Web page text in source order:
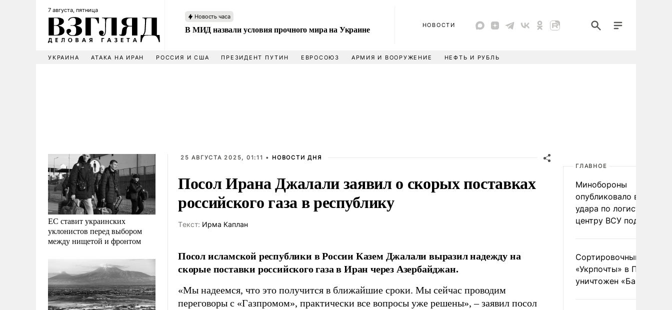
7 августа, пятница
Новость часа
В МИД назвали условия прочного мира на Украине НОВОСТИ
УКРАИНА АТАКА НА ИРАН РОССИЯ И США ПРЕЗИДЕНТ ПУТИН ЕВРОСОЮЗ АРМИЯ И ВООРУЖЕНИЕ НЕФТЬ И РУБЛЬ
ЕС ставит украинских
уклонистов перед выбором
между нищетой и фронтом
25 АВГУСТА 2025, 01:11 • НОВОСТИ ДНЯ
Посол Ирана Джалали заявил о скорых поставках
российского газа в республику
Tекст: Ирма Каплан
Посол исламской республики в России Казем Джалали выразил надежду на
скорые поставки российского газа в Иран через Азербайджан.
«Мы надеемся, что это получится в ближайшие сроки. Мы сейчас проводим
переговоры с «Газпромом», практически все вопросы уже решены», – заявил посол
ГЛАВНОЕ
Минобороны
опубликовало видео
удара по
центру ВСУ под Киевом
Сортировочный пункт
«Укрпочты» в
уничтожен